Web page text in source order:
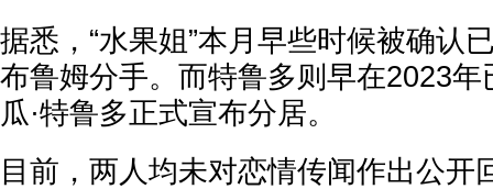
据悉，“水果姐”本月早些时候被确认
布鲁姆分手。而特鲁多则早在2023年
瓜·特鲁多正式宣布分居。
目前，两人均未对恋情传闻作出公开